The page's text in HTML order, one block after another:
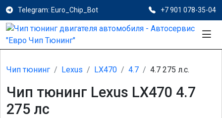
Telegram: Euro_Chip_Bot +7 901 078-35-04
Чип тюнинг Lexus LX470 4.7 4.7 275 л.с.
Чип тюнинг Lexus LX470 4.7
275 лс